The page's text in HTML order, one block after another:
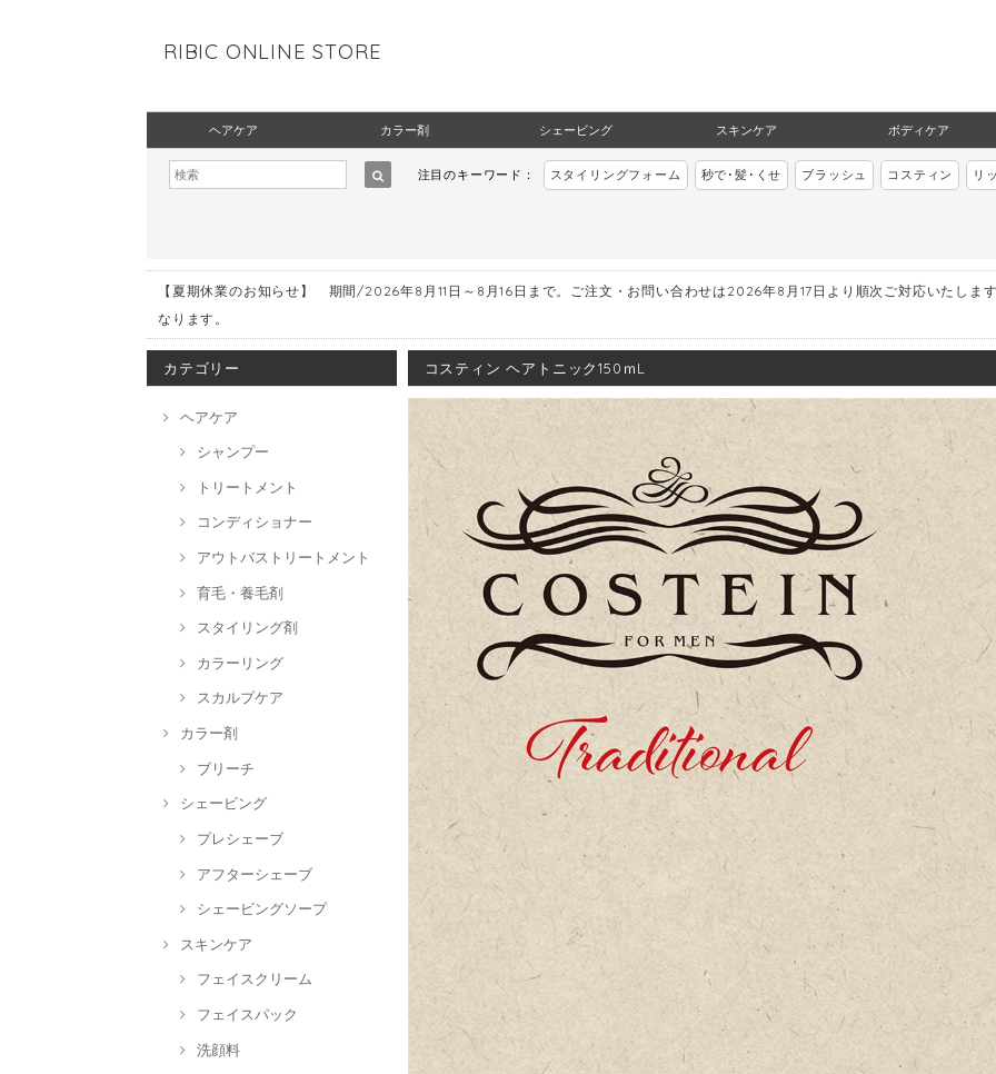
RIBIC ONLINE STORE
ヘアケア カラー剤 シェービング スキンケア ボディケア
注目のキーワード： スタイリングフォーム 秒で･髪･くせ ブラッシュ コスティン リ
【夏期休業のお知らせ】 期間/2026年8月11日～8月16日まで。ご注文・お問い合わせは2026年8月17日より順次ご対応いたしま
なります。
カテゴリー
ヘアケア
シャンプー
トリートメント
コンディショナー
アウトバストリートメント
育毛・養毛剤
スタイリング剤
カラーリング
スカルプケア
カラー剤
ブリーチ
シェービング
プレシェーブ
アフターシェーブ
シェービングソープ
スキンケア
フェイスクリーム
フェイスパック
洗顔料
コスティン ヘアトニック150ｍL